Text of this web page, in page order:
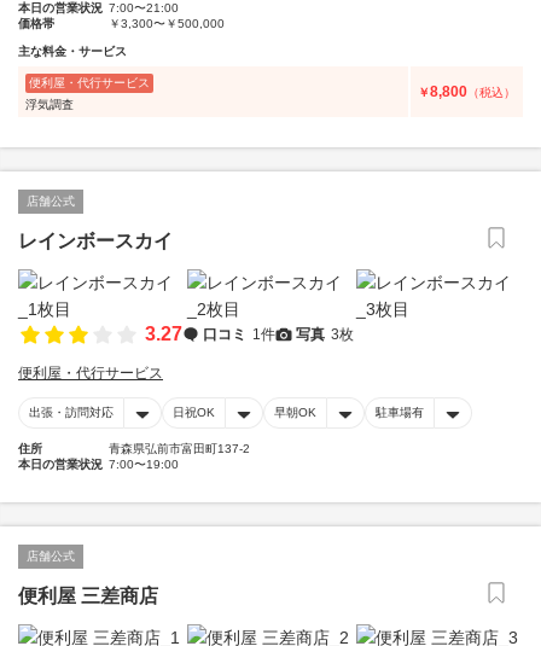
本日の営業状況 7:00〜21:00
価格帯
￥3,300〜￥500,000
主な料金・サービス
便利屋・代行サービス
浮気調査
￥8,800 （税込）
店舗公式
レインボースカイ
3.27 口コミ 1件 写真 3枚
便利屋・代行サービス
出張・訪問対応 日祝OK 早朝OK 駐車場有
住所
青森県弘前市富田町137-2
本日の営業状況 7:00〜19:00
店舗公式
便利屋 三差商店